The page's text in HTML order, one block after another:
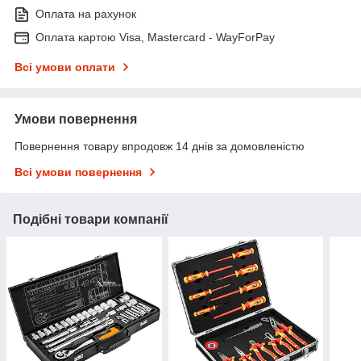
Оплата на рахунок
Оплата картою Visa, Mastercard - WayForPay
Всі умови оплати
Умови повернення
Повернення товару впродовж 14 днів за домовленістю
Всі умови повернення
Подібні товари компанії